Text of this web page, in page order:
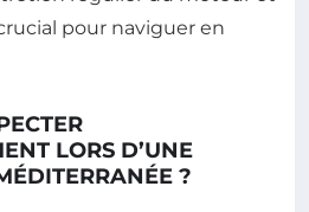
pour naviguer en
LORS D’UNE
?